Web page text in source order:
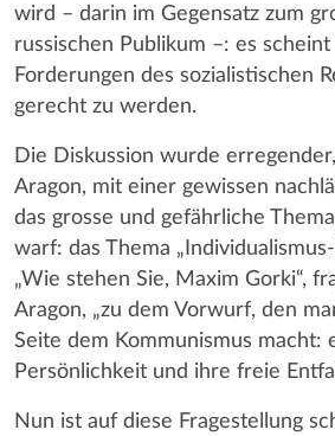
wird – darin im Gegensatz zum
russischen Publikum –: es
Forderungen des sozialistischen
gerecht zu werden.
Die Diskussion wurde
Aragon, mit einer gewissen
das grosse und gefährliche
warf: das Thema
„Wie stehen Sie, Maxim Gorki“,
Aragon, „zu dem Vorwurf, den
Seite dem Kommunismus macht:
Persönlichkeit und ihre freie
Nun ist auf diese Fragestellung